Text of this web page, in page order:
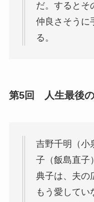
だ。するとそ
仲良さそうに
る。
第5回 人生最後の
吉野千明（小
子（飯島直子
典子は、夫の
もう愛してい